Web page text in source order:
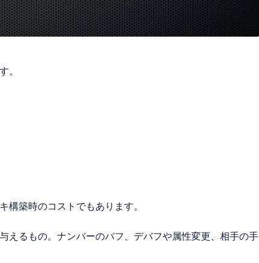
。
構築時のコストでもあります。
えるもの。ナンバーのバフ、デバフや属性変更、相手の手